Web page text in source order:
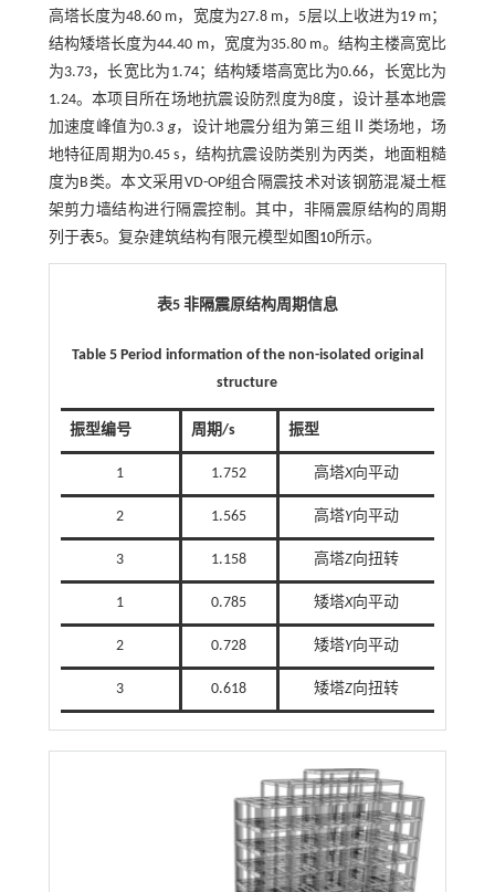
高塔长度为48.60 m，宽度为27.8 m，5层以上收进为19 m；
结构矮塔长度为44.40 m，宽度为35.80 m。结构主楼高宽比
为3.73，长宽比为1.74；结构矮塔高宽比为0.66，长宽比为
1.24。本项目所在场地抗震设防烈度为8度，设计基本地震
加速度峰值为0.3 g，设计地震分组为第三组Ⅱ类场地，场
地特征周期为0.45 s，结构抗震设防类别为丙类，地面粗糙
度为B类。本文采用VD-OP组合隔震技术对该钢筋混凝土框
架剪力墙结构进行隔震控制。其中，非隔震原结构的周期
列于表5。复杂建筑结构有限元模型如 图10所示。
表5 非隔震原结构周期信息
Table 5 Period information of the non-isolated original
structure
振型编号 周期/s 振型
1 1.752 高塔X向平动
2 1.565 高塔Y向平动
3 1.158 高塔Z向扭转
1 0.785 矮塔X向平动
2 0.728 矮塔Y向平动
3 0.618 矮塔Z向扭转